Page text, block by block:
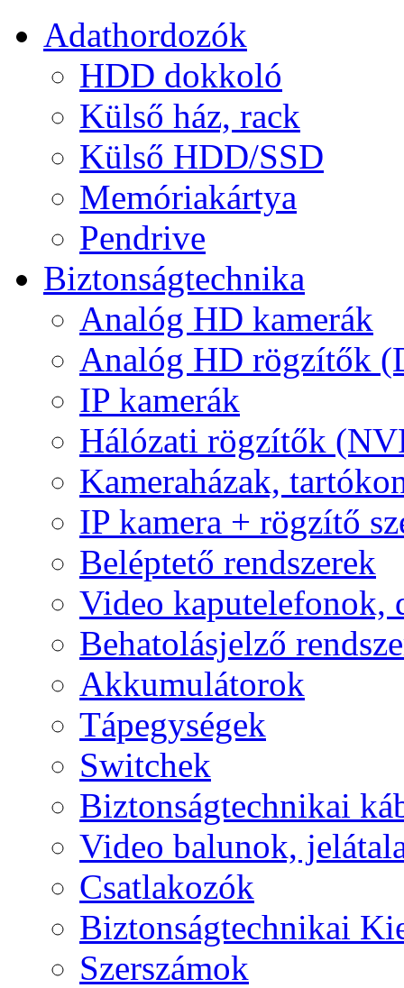
Adathordozók
HDD dokkoló
Külső ház, rack
Külső HDD/SSD
Memóriakártya
Pendrive
Biztonságtechnika
Analóg HD kamerák
Analóg HD rögzítők
IP kamerák
Hálózati rögzítők
Kameraházak,
IP kamera + rögzítő
Beléptető rendszerek
Video kaputelefonok,
Behatolásjelző
Akkumulátorok
Tápegységek
Switchek
Biztonságtechnikai
Video balunok,
Csatlakozók
Biztonságtechnikai
Szerszámok